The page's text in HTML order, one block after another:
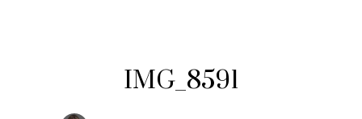
IMG_8591